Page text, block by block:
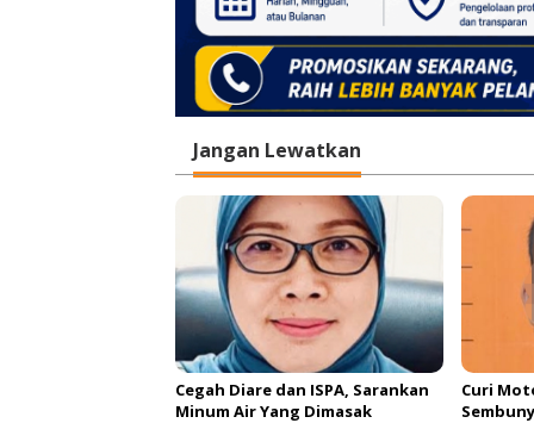
Jangan Lewatkan
Cegah Diare dan ISPA, Sarankan
Minum Air Yang Dimasak
Curi